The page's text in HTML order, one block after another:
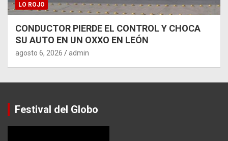
LO ROJO
CONDUCTOR PIERDE EL CONTROL Y CHOCA
SU AUTO EN UN OXXO EN LEÓN
agosto 6, 2026 admin
Festival del Globo